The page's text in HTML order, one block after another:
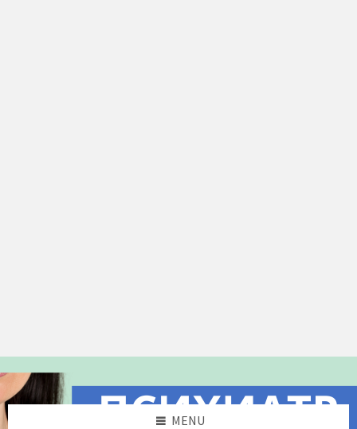
to
content
to
left
sidebar
to
footer
MENU